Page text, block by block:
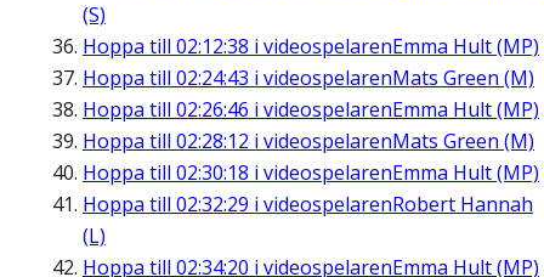
(S)
Hoppa till 02:12:38 i videospelarenEmma Hult (MP)
Hoppa till 02:24:43 i videospelarenMats Green (M)
Hoppa till 02:26:46 i videospelarenEmma Hult (MP)
Hoppa till 02:28:12 i videospelarenMats Green (M)
Hoppa till 02:30:18 i videospelarenEmma Hult (MP)
Hoppa till 02:32:29 i videospelarenRobert Hannah
(L)
Hoppa till 02:34:20 i videospelarenEmma Hult (MP)